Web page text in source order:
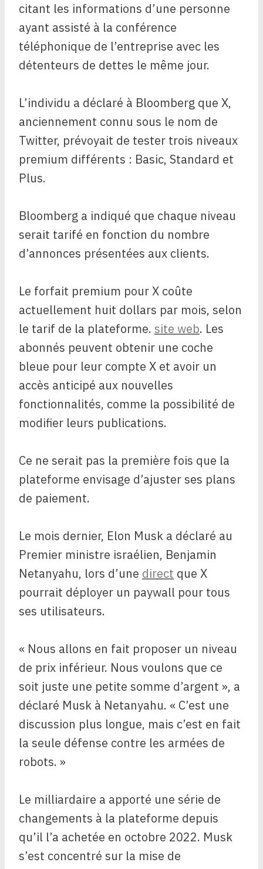
citant les informations d’une personne
ayant assisté à la conférence
téléphonique de l’entreprise avec les
détenteurs de dettes le même jour.
L’individu a déclaré à Bloomberg que X,
anciennement connu sous le nom de
Twitter, prévoyait de tester trois niveaux
premium différents : Basic, Standard et
Plus.
Bloomberg a indiqué que chaque niveau
serait tarifé en fonction du nombre
d’annonces présentées aux clients.
Le forfait premium pour X coûte
actuellement huit dollars par mois, selon
le tarif de la plateforme. site web. Les
abonnés peuvent obtenir une coche
bleue pour leur compte X et avoir un
accès anticipé aux nouvelles
fonctionnalités, comme la possibilité de
modifier leurs publications.
Ce ne serait pas la première fois que la
plateforme envisage d’ajuster ses plans
de paiement.
Le mois dernier, Elon Musk a déclaré au
Premier ministre israélien, Benjamin
Netanyahu, lors d’une direct que X
pourrait déployer un paywall pour tous
ses utilisateurs.
« Nous allons en fait proposer un niveau
de prix inférieur. Nous voulons que ce
soit juste une petite somme d’argent », a
déclaré Musk à Netanyahu. « C’est une
discussion plus longue, mais c’est en fait
la seule défense contre les armées de
robots. »
Le milliardaire a apporté une série de
changements à la plateforme depuis
qu’il l’a achetée en octobre 2022. Musk
s’est concentré sur la mise de